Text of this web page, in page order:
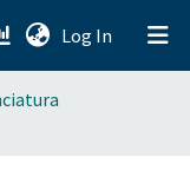
Log In (current)